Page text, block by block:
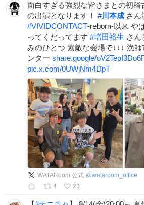
面白すぎる強烈な皆さまとの初稽
の出演となります！ #川本成 さん
#VIVIDCONTACT‐reborn‐以来 や
ってくだってます #増田裕生 さん
みのひとつ 素敵な会場で↓↓↓ 漁
ンター share.google/
pic.x.com/0UWjNm4DpT
WATARoom 公式 @wataroom_office
4
23